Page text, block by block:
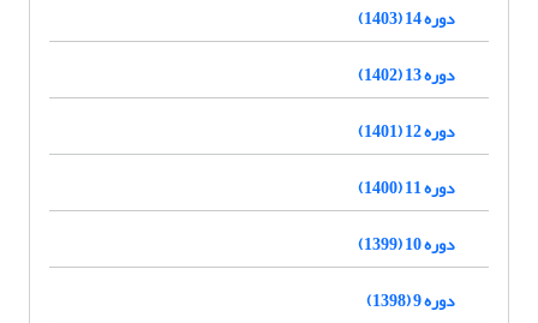
دوره 14 (1403)
دوره 13 (1402)
دوره 12 (1401)
دوره 11 (1400)
دوره 10 (1399)
دوره 9 (1398)